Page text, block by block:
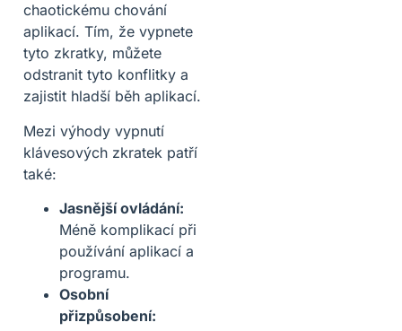
chaotickému chování
aplikací. Tím, že vypnete
tyto zkratky, můžete
odstranit tyto konflitky a
zajistit hladší běh aplikací.
Mezi výhody vypnutí
klávesových zkratek patří
také:
Jasnější ovládání:
Méně komplikací při
používání aplikací a
programu.
Osobní
přizpůsobení: